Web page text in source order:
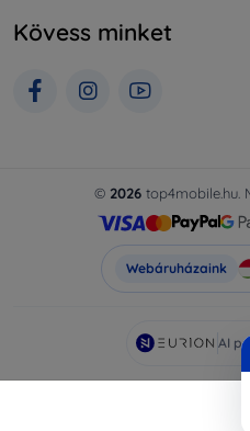
Kövess minket
© 2026 top4mobile.hu.
Webáruházaink
AI